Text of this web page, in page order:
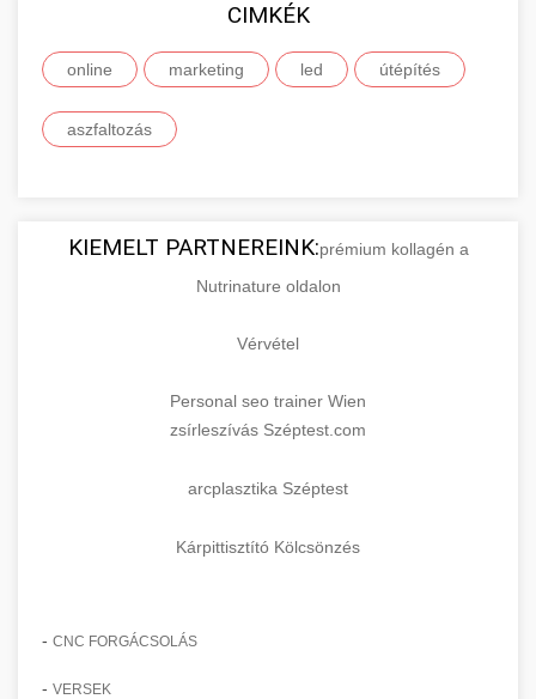
CIMKÉK
online marketing led útépítés
aszfaltozás
KIEMELT PARTNEREINK:prémium kollagén a
Nutrinature oldalon
Vérvétel
Personal seo trainer Wien
zsírleszívás Széptest.com
arcplasztika Széptest
Kárpittisztító Kölcsönzés
- CNC FORGÁCSOLÁS
- VERSEK